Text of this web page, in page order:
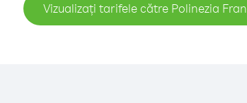
Vizualizați tarifele către Polinezia